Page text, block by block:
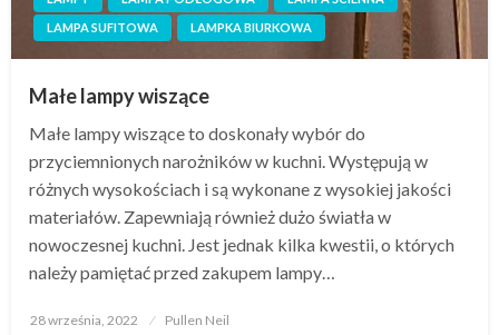
LAMPA SUFITOWA
LAMPKA BIURKOWA
Małe lampy wiszące
Małe lampy wiszące to doskonały wybór do
przyciemnionych narożników w kuchni. Występują w
różnych wysokościach i są wykonane z wysokiej jakości
materiałów. Zapewniają również dużo światła w
nowoczesnej kuchni. Jest jednak kilka kwestii, o których
należy pamiętać przed zakupem lampy…
Opublikowane
28 września, 2022 Pullen Neil